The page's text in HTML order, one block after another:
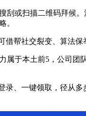
或扫描二维码拜候。
。
社交裂变、算法保
于本土前5，公司团
一键领取，径从多